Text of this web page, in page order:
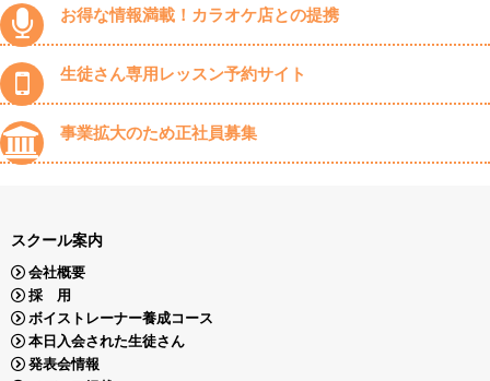
お得な情報満載！カラオケ店との提携
生徒さん専用レッスン予約サイト
事業拡大のため正社員募集
スクール案内
会社概要
採 用
ボイストレーナー養成コース
本日入会された生徒さん
発表会情報